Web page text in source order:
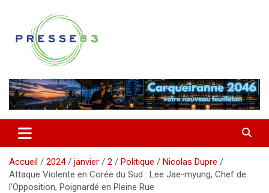
contenu
Presse 83
Accueil 2024 janvier 2 Politique
Nicolas Dupre
Attaque Violente en Corée du Sud : Lee Jae-myung, Chef de
l’Opposition, Poignardé en Pleine Rue